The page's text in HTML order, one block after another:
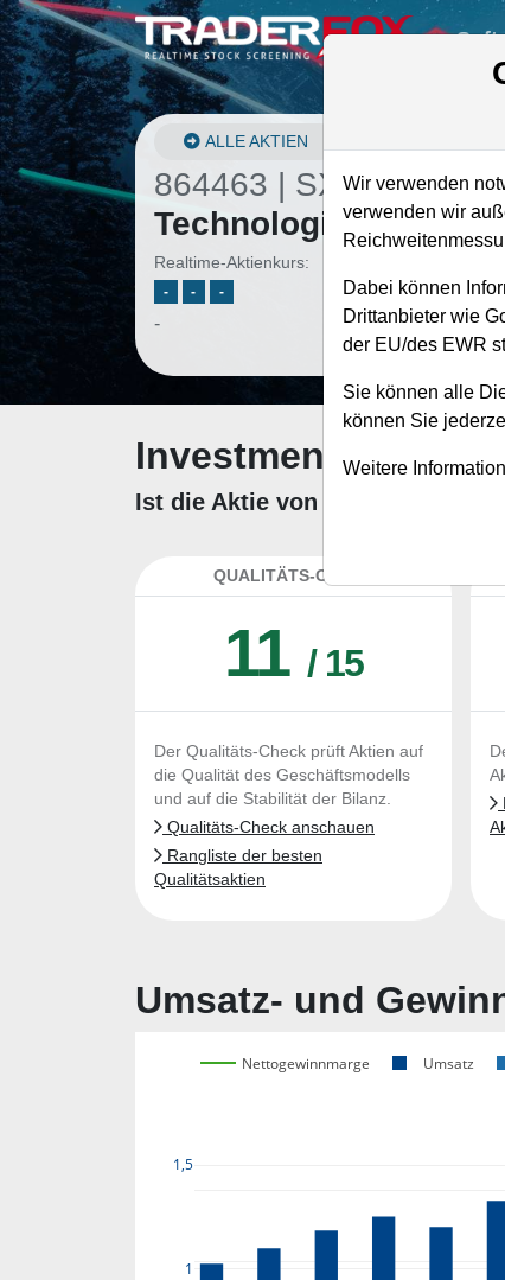
ALLE AKTIEN
864463 | SXT–
Technologies Aktie
Realtime-Aktienkurs:
- - -
-
Investment-Check:
Ist die Aktie von Sensient
QUALITÄTS-CHECK
11 / 15
Der Qualitäts-Check prüft Aktien auf
die Qualität des Geschäftsmodells
und auf die Stabilität der Bilanz.
Qualitäts-Check anschauen
Rangliste der besten
Qualitätsaktien
Umsatz- und
1
1,5
Nettogewinnmarge Umsatz
Wir verwenden
verwenden wir
Dabei können
Drittanbieter wie
der EU/des EWR
Sie können alle
können Sie
Weitere